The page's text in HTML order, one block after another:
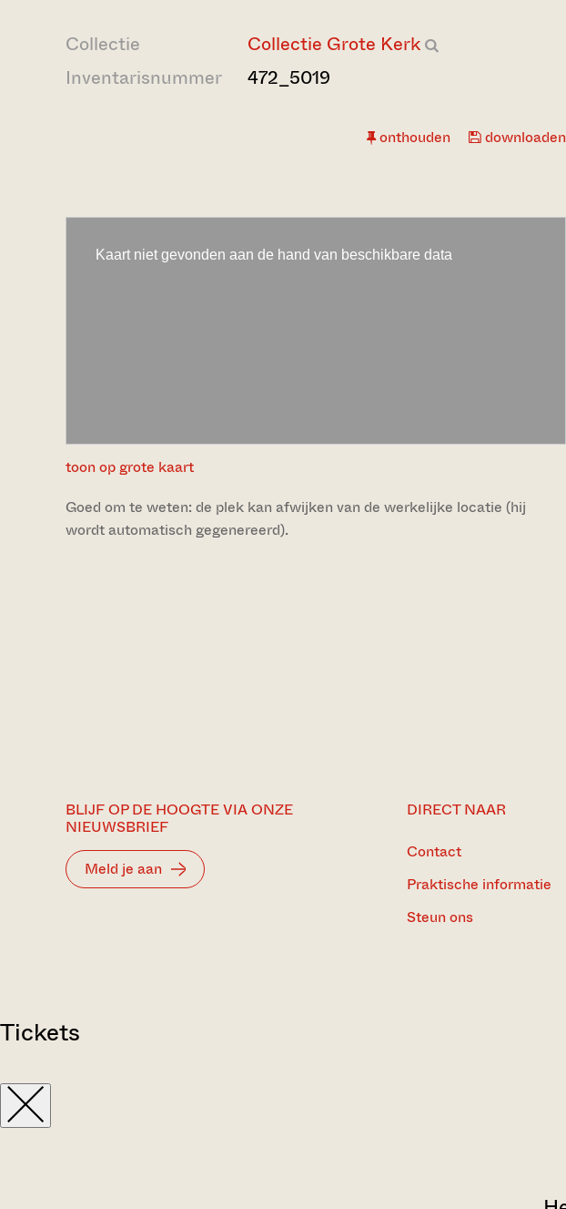
Collectie
Collectie Grote Kerk
Inventarisnummer
472_5019
onthouden downloaden
toon op grote kaart
Goed om te weten: de plek kan afwijken van de werkelijke locatie (hij
wordt automatisch gegenereerd).
BLIJF OP DE HOOGTE VIA ONZE
NIEUWSBRIEF
Meld je aan
DIRECT NAAR
Contact
Praktische informatie
Steun ons
Tickets